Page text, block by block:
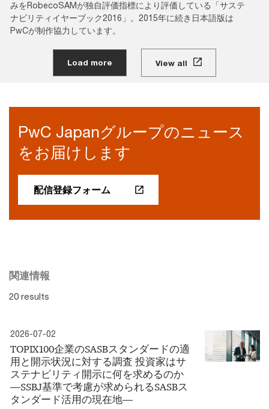
みをRobecoSAMが独自評価指標により評価している「サステ
ナビリティイヤーブック2016」。2015年に続き日本語版は
PwCが制作協力しています。
Load more View all
PwC Japanグループのニュース
をお届けします
配信登録フォーム
関連情報
20 results
2026-07-02
TOPIX100企業のSASBスタンダードの適
用と開示状況に対する調査 投資家はサ
ステナビリティ開示に何を求めるのか
―SSBJ基準で考慮が求められるSASBス
タンダード活用の現在地―